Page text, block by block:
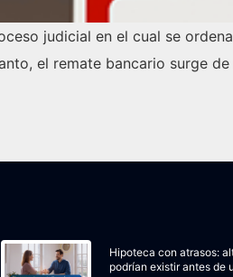
judicial en el cual se
el remate bancario surge
Hipoteca con atrasos:
podrían existir antes de